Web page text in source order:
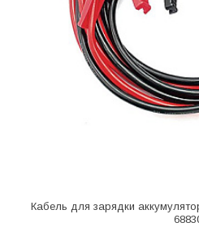
Кабель для зарядки